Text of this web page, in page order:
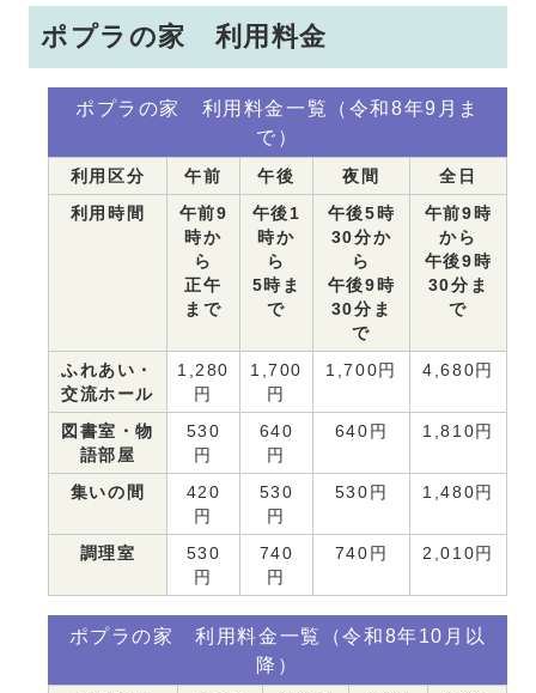
ポプラの家 利用料金
ポプラの家 利用料金一覧（令和8年9月ま
で）
利用区分 午前 午後 夜間 全日
利用時間
午前9
時か
ら
正午
まで
午後1
時か
ら
5時ま
で
午後5時
30分か
ら
午後9時
30分ま
で
午前9時
から
午後9時
30分ま
で
ふれあい・
交流ホール
1,280
円
1,700
円
1,700円 4,680円
図書室・物
語部屋
530
円
640
円
640円 1,810円
集いの間
420
円
530
円
530円 1,480円
調理室
530
円
740
円
740円 2,010円
ポプラの家 利用料金一覧（令和8年10月以
降）